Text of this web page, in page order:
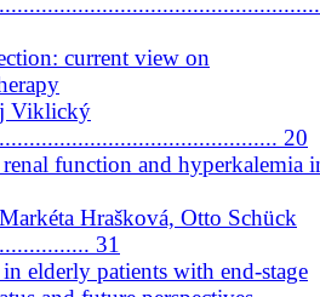
current view on
Viklický
20
function and hyperkalemia
Hrašková, Otto Schück
31
elderly patients with end-stage